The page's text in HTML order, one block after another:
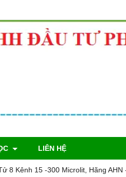
LIÊN HỆ
8 Kênh 15 -300 Microlit, Hãng